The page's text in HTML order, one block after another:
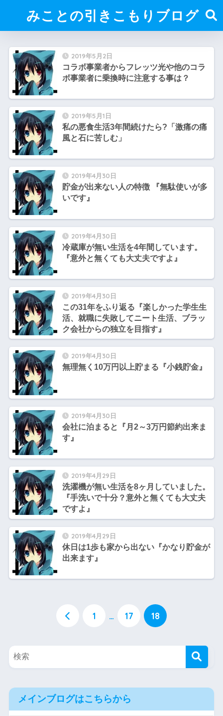
みことの引きこもりブログ
2019年5月2日
コラボ事業者からフレッツ光や他のコラ
ボ事業者に乗換時に注意する事は？
2019年5月1日
私の悪食生活3年間続けたら?「激痛の痛
風と石に苦しむ」
2019年4月30日
貯金が出来ない人の特徴 『無駄使いが多
いです』
2019年4月30日
冷蔵庫が無い生活を4年間しています。
『意外と無くても大丈夫ですよ』
2019年4月30日
この31年をふり返る『楽しかった学生生
活、就職に失敗してニート生活、ブラッ
ク会社からの独立を目指す』
2019年4月30日
無理無く10万円以上貯まる『小銭貯金』
2019年4月30日
会社に泊まると『月2～3万円節約出来ま
す』
2019年4月29日
洗濯機が無い生活を8ヶ月していました。
『手洗いで十分？意外と無くても大丈夫
ですよ』
2019年4月29日
休日は1歩も家から出ない『かなり貯金が
出来ます』
1 … 17 18
メインブログはこちらから